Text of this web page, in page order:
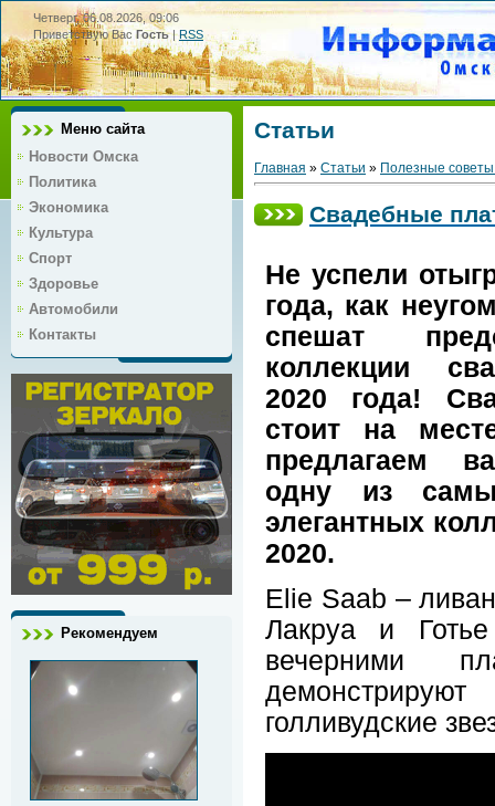
Четверг, 06.08.2026, 09:06
Приветствую Вас Гость|RSS
Меню сайта
Новости Омска
Политика
Экономика
Культура
Спорт
Здоровье
Автомобили
Контакты
Рекомендуем
Статьи
Главная » Статьи » Полезные
Свадебные
Не успели
года, как
спешат
коллекции
2020 года!
стоит на
предлагаем
одну из
элегантных
2020.
Elie Saab –
Лакруа и
вечерними
голливудские